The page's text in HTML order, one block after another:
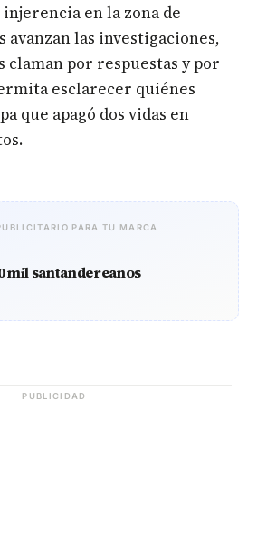
en la zona de
las investigaciones,
claman por respuestas y por
esclarecer quiénes
que apagó dos vidas en
PARA TU MARCA
mil santandereanos
PUBLICIDAD